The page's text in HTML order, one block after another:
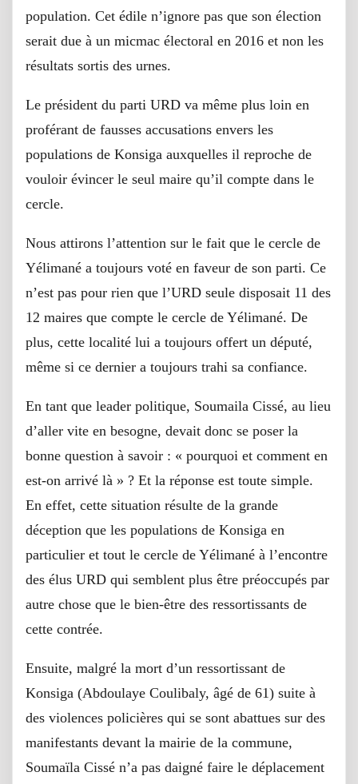
population. Cet édile n’ignore pas que son élection
serait due à un micmac électoral en 2016 et non les
résultats sortis des urnes.
Le président du parti URD va même plus loin en
proférant de fausses accusations envers les
populations de Konsiga auxquelles il reproche de
vouloir évincer le seul maire qu’il compte dans le
cercle.
Nous attirons l’attention sur le fait que le cercle de
Yélimané a toujours voté en faveur de son parti. Ce
n’est pas pour rien que l’URD seule disposait 11 des
12 maires que compte le cercle de Yélimané. De
plus, cette localité lui a toujours offert un député,
même si ce dernier a toujours trahi sa confiance.
En tant que leader politique, Soumaila Cissé, au lieu
d’aller vite en besogne, devait donc se poser la
bonne question à savoir : « pourquoi et comment en
est-on arrivé là » ? Et la réponse est toute simple.
En effet, cette situation résulte de la grande
déception que les populations de Konsiga en
particulier et tout le cercle de Yélimané à l’encontre
des élus URD qui semblent plus être préoccupés par
autre chose que le bien-être des ressortissants de
cette contrée.
Ensuite, malgré la mort d’un ressortissant de
Konsiga (Abdoulaye Coulibaly, âgé de 61) suite à
des violences policières qui se sont abattues sur des
manifestants devant la mairie de la commune,
Soumaïla Cissé n’a pas daigné faire le déplacement